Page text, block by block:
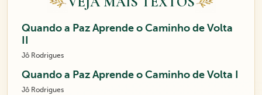
Quando a Paz Aprende o Caminho de Volta
Jô Rodrigues
Quando a Paz Aprende o Caminho de Volta I
Jô Rodrigues